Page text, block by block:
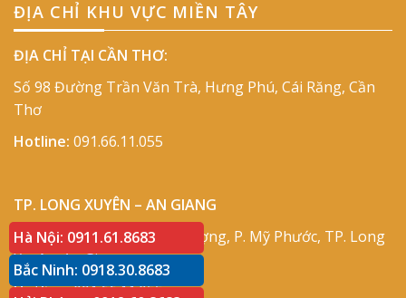
ĐỊA CHỈ KHU VỰC MIỀN TÂY
ĐỊA CHỈ TẠI CẦN THƠ:
Số 98 Đường Trần Văn Trà, Hưng Phú, Cái Răng, Cần
Thơ
Hotline: 091.66.11.055
TP. LONG XUYÊN – AN GIANG
Địa chỉ: Số 417 Phạm Cự Lượng, P. Mỹ Phước, TP. Long
Xuyên, An Giang
Hotline:091.66.11.055
Hà Nội: 0911.61.8683
Bắc Ninh: 0918.30.8683